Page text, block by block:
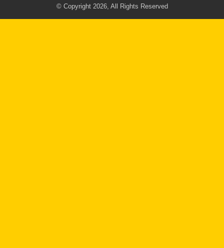
© Copyright 2026, All Rights Reserved